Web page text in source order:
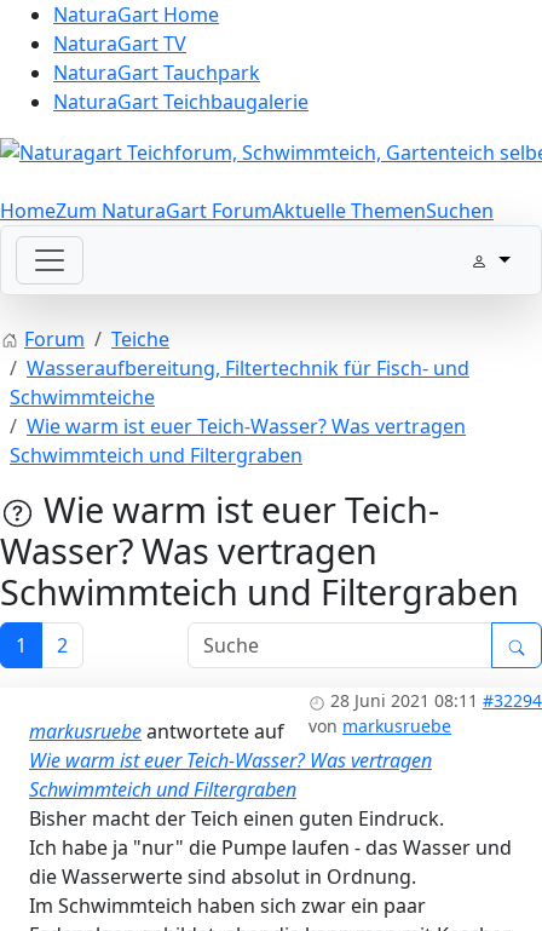
NaturaGart Home
NaturaGart TV
NaturaGart Tauchpark
NaturaGart Teichbaugalerie
HomeZum NaturaGart ForumAktuelle ThemenSuchen
Forum
Teiche
Wasseraufbereitung, Filtertechnik für Fisch- und
Schwimmteiche
Wie warm ist euer Teich-Wasser? Was vertragen
Schwimmteich und Filtergraben
Wie warm ist euer Teich-
Wasser? Was vertragen
Schwimmteich und Filtergraben
1 2
28 Juni 2021 08:11 #32294
von markusruebe
markusruebeantwortete auf
Wie warm ist euer Teich-Wasser? Was vertragen
Schwimmteich und Filtergraben
Bisher macht der Teich einen guten Eindruck.
Ich habe ja "nur" die Pumpe laufen - das Wasser und
die Wasserwerte sind absolut in Ordnung.
Im Schwimmteich haben sich zwar ein paar